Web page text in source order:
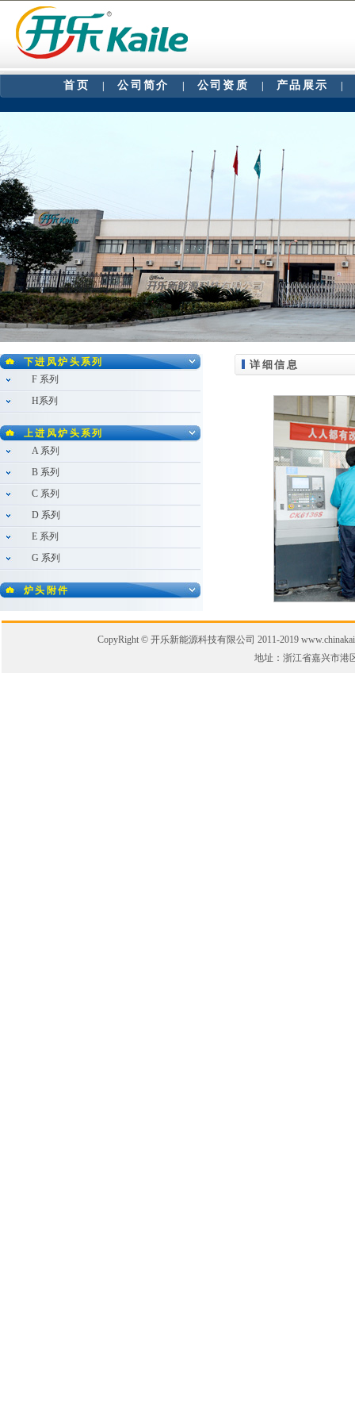
首页 |公司简介 公司资质 产品展示
下进风炉头系列
F 系列
H系列
上进风炉头系列
A 系列
B 系列
C 系列
D 系列
E 系列
G 系列
炉头附件
详细信息
CopyRight © 开乐新能源科技有限公司 2011-2019
地址：浙江省嘉兴市港